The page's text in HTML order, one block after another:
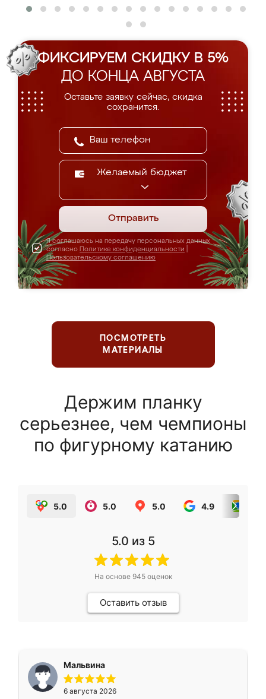
ФИКСИРУЕМ СКИДКУ В 5%
ДО КОНЦА АВГУСТА
Оставьте заявку сейчас, скидка
сохранится.
Желаемый бюджет
Отправить
Я соглашаюсь на передачу персональных данных
согласно Политике конфиденциальности
Пользовательскому соглашению
ПОСМОТРЕТЬ
МАТЕРИАЛЫ
Держим планку
серьезнее, чем чемпионы
по фигурному катанию
5.0 5.0 5.0 4.9
5.0 из 5
На основе 945оценок
Оставить отзыв
Мальвина
6 августа 2026